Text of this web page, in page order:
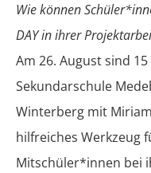
Wie können
DAY in ihrer
Am 26. August sind
Sekundarschule
Winterberg mit
hilfreiches Werkzeug
Mitschüler*innen bei